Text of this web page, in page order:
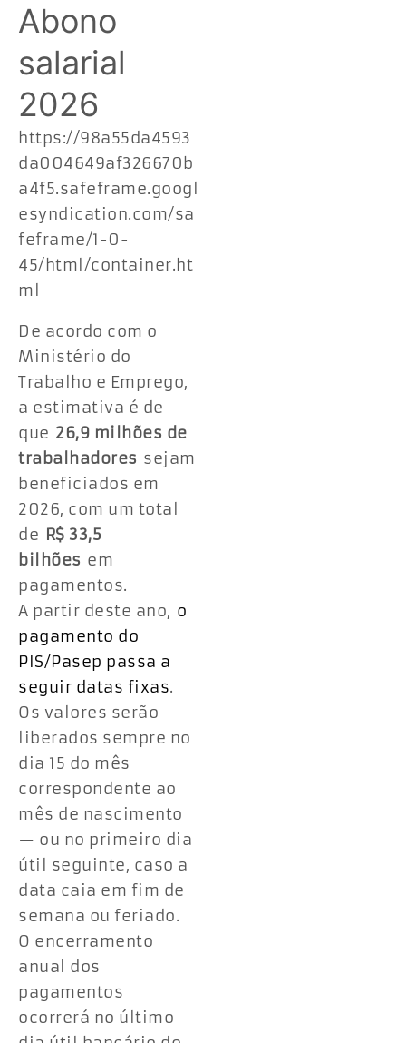
Abono
salarial
2026
https://98a55da4593
da004649af326670b
a4f5.safeframe.googl
esyndication.com/sa
feframe/1-0-
45/html/container.ht
ml
De acordo com o
Ministério do
Trabalho e Emprego,
a estimativa é de
que 26,9 milhões de
trabalhadores sejam
beneficiados em
2026, com um total
de R$ 33,5
bilhões em
pagamentos.
A partir deste ano, o
pagamento do
PIS/Pasep passa a
seguir datas fixas.
Os valores serão
liberados sempre no
dia 15 do mês
correspondente ao
mês de nascimento
— ou no primeiro dia
útil seguinte, caso a
data caia em fim de
semana ou feriado.
O encerramento
anual dos
pagamentos
ocorrerá no último